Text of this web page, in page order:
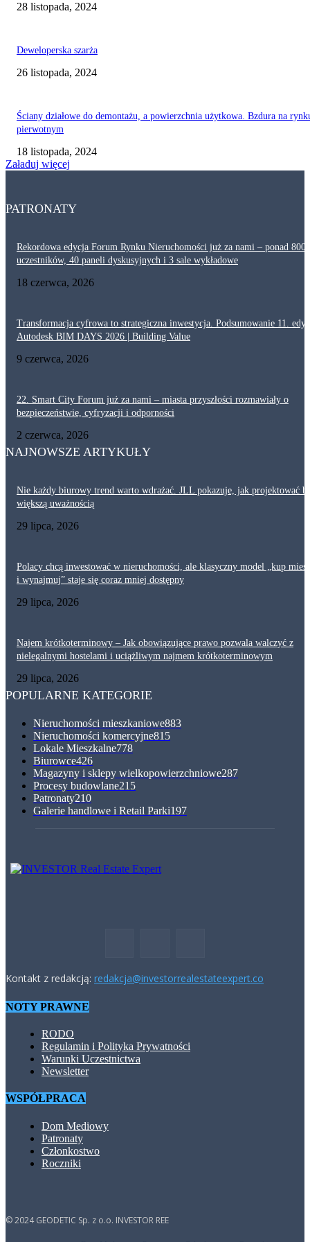
28 listopada, 2024
Deweloperska szarża
26 listopada, 2024
Ściany działowe do demontażu, a powierzchnia użytkowa. Bzdura na
pierwotnym
18 listopada, 2024
Załaduj więcej
PATRONATY
Rekordowa edycja Forum Rynku Nieruchomości już za nami – ponad 800
uczestników, 40 paneli dyskusyjnych i 3 sale wykładowe
18 czerwca, 2026
Transformacja cyfrowa to strategiczna inwestycja. Podsumowanie 11.
Autodesk BIM DAYS 2026 | Building Value
9 czerwca, 2026
22. Smart City Forum już za nami – miasta przyszłości rozmawiały o
bezpieczeństwie, cyfryzacji i odporności
2 czerwca, 2026
NAJNOWSZE ARTYKUŁY
Nie każdy biurowy trend warto wdrażać. JLL pokazuje, jak projektować
większą uważnością
29 lipca, 2026
Polacy chcą inwestować w nieruchomości, ale klasyczny model „kup
i wynajmuj” staje się coraz mniej dostępny
29 lipca, 2026
Najem krótkoterminowy – Jak obowiązujące prawo pozwala walczyć z
nielegalnymi hostelami i uciążliwym najmem krótkoterminowym
29 lipca, 2026
POPULARNE KATEGORIE
Nieruchomości mieszkaniowe883
Nieruchomości komercyjne815
Lokale Mieszkalne778
Biurowce426
Magazyny i sklepy wielkopowierzchniowe287
Procesy budowlane215
Patronaty210
Galerie handlowe i Retail Parki197
Kontakt z redakcją: redakcja@investorrealestateexpert.co
NOTY PRAWNE
RODO
Regulamin i Polityka Prywatności
Warunki Uczestnictwa
Newsletter
WSPÓŁPRACA
Dom Mediowy
Patronaty
Członkostwo
Roczniki
© 2024 GEODETIC Sp. z o.o. INVESTOR REE